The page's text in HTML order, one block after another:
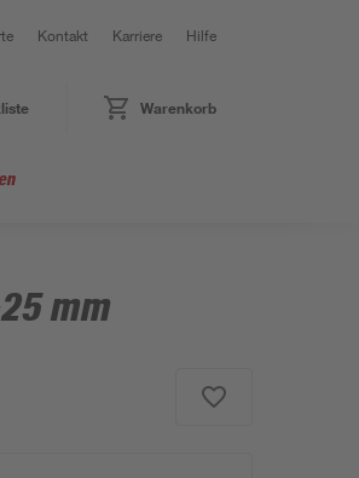
Kontakt Karriere Hilfe
Warenkorb
mm